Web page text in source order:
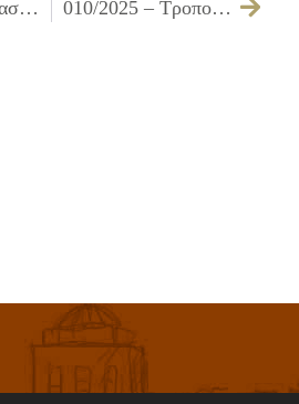
008/2025 – Σύσταση Επιτροπής για την Προσωρινή & Οριστική Παραλαβή του έργου ΣΗΜΕΙΑΚΕΣ ΕΠΕΜΒΑΣΕΙΣ ΓΙΑ ΤΗΝ ΒΕΛΤΙΩΣΗ ΚΑΙ ΑΡΣΗ ΕΠΙΚΙΝΔΥΝΟΤΗΤΑΣ ΕΡΓ. Α5/18 010/2025 – Τροποποίηση της υπ’ αριθμ. 054/2024 Απόφασης Δημοτικού Συμβουλίου